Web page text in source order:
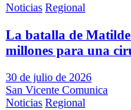
Noticias Regional
La batalla de
millones para una
30 de julio de 2026
San Vicente Comunica
Noticias Regional